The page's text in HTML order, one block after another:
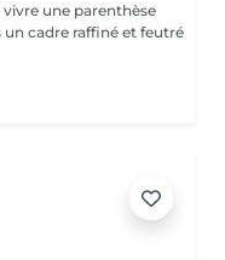
une parenthèse